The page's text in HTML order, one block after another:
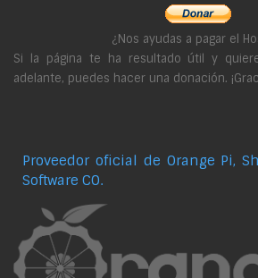
¿Nos ayudas a pagar el
Si la página te ha resultado útil y
adelante, puedes hacer una donación.
Proveedor oficial de Orange Pi,
Software CO.